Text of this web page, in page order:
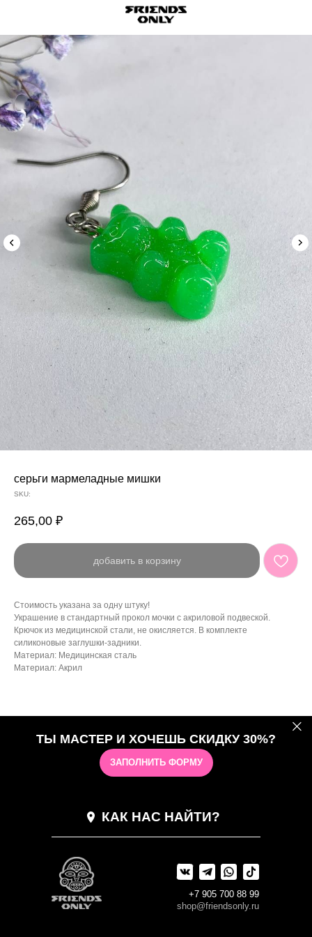
серьги мармеладные мишки
SKU:
265,00 ₽
добавить в корзину
Стоимость указана за одну штуку!
Украшение в стандартный прокол мочки с акриловой подвеской.
Крючок из медицинской стали, не окисляется. В комплекте
силиконовые заглушки-задники.
Материал: Медицинская сталь
Материал: Акрил
ТЫ МАСТЕР И ХОЧЕШЬ СКИДКУ 30%?
ЗАПОЛНИТЬ ФОРМУ
КАК НАС НАЙТИ?
shop@friendsonly.ru
+7 905 700 88 99